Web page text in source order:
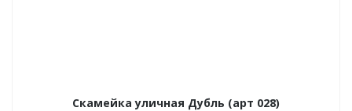
Скамейка уличная Дубль (арт 028)